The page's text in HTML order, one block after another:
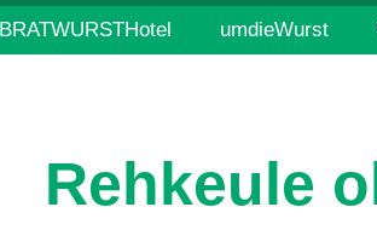
BRATWURSTHotel umdieWurst
Rehkeule